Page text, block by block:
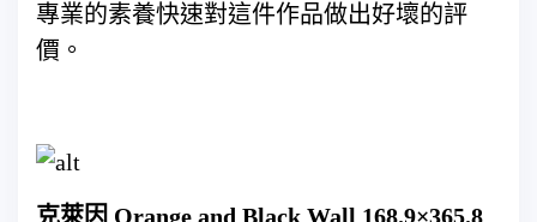
專業的素養快速對這件作品做出好壞的評
價。
克萊因 Orange and Black Wall 168.9×365.8